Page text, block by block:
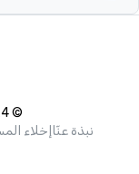
© 2024 جميع الحقوق محفوظة
نبذة عنّا إخلاء